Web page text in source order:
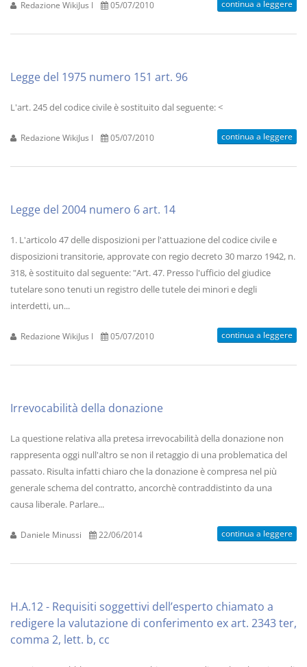
Redazione WikiJus I 05/07/2010 continua a leggere
Legge del 1975 numero 151 art. 96
L'art. 245 del codice civile è sostituito dal seguente: <
Redazione WikiJus I 05/07/2010 continua a leggere
Legge del 2004 numero 6 art. 14
1. L'articolo 47 delle disposizioni per l'attuazione del codice civile e
disposizioni transitorie, approvate con regio decreto 30 marzo 1942, n.
318, è sostituito dal seguente: "Art. 47. Presso l'ufficio del giudice
tutelare sono tenuti un registro delle tutele dei minori e degli
interdetti, un...
Redazione WikiJus I 05/07/2010 continua a leggere
Irrevocabilità della donazione
La questione relativa alla pretesa irrevocabilità della donazione non
rappresenta oggi null'altro se non il retaggio di una problematica del
passato. Risulta infatti chiaro che la donazione è compresa nel più
generale schema del contratto, ancorchè contraddistinto da una
causa liberale. Parlare...
Daniele Minussi 22/06/2014 continua a leggere
H.A.12 - Requisiti soggettivi dell’esperto chiamato a
redigere la valutazione di conferimento ex art. 2343 ter,
comma 2, lett. b, cc